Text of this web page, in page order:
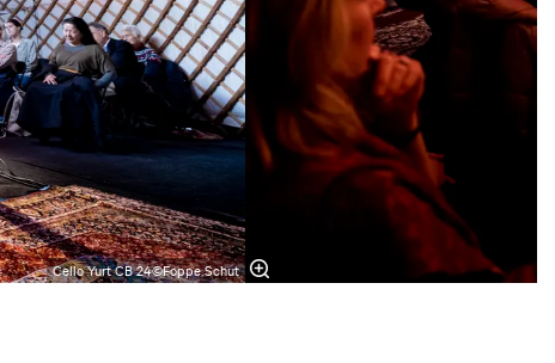
Cello Yurt CB 24©Foppe Schut